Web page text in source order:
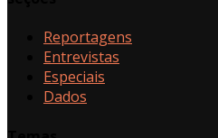
Reportagens
Entrevistas
Especiais
Dados